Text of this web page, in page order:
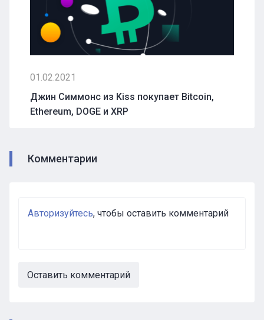
01.02.2021
Джин Симмонс из Kiss покупает Bitcoin,
Ethereum, DOGE и XRP
Комментарии
Авторизуйтесь, чтобы оставить комментарий
Оставить комментарий